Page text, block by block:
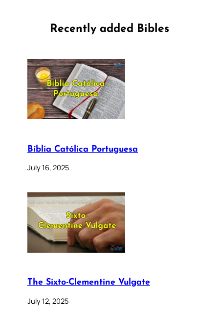
Recently added Bibles
Bíblia Católica Portuguesa
July 16, 2025
The Sixto-Clementine Vulgate
July 12, 2025